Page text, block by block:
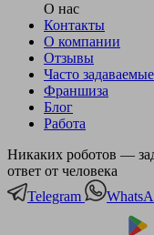
О нас
Контакты
О компании
Отзывы
Часто
Франшиза
Блог
Работа
Никаких роботов —
ответ от человека
Telegram